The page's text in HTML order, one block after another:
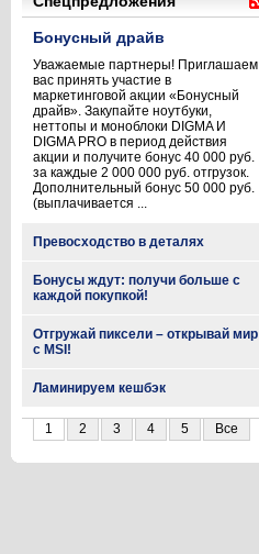
Бонусный драйв
Уважаемые партнеры! Приглашаем
вас принять участие в
маркетинговой акции «Бонусный
драйв». Закупайте ноутбуки,
неттопы и моноблоки DIGMA И
DIGMA PRO в период действия
акции и получите бонус 40 000 руб.
за каждые 2 000 000 руб. отгрузок.
Дополнительный бонус 50 000 руб.
(выплачивается ...
Превосходство в деталях
Бонусы ждут: получи больше с
каждой покупкой!
Отгружай пиксели – открывай мир
с MSI!
Ламинируем кешбэк
1 2 3 4 5 Все